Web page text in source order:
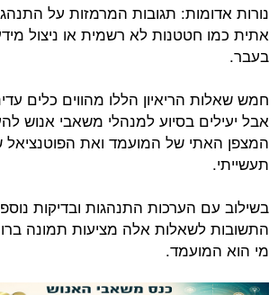
נורות אדומות: תגובות המרמזות על
אתית כמו חטטנות לא רשמית או ניצול
בעבר.
חמש שאלות הריאיון הללו מהווים כלים
אבל יעילים בסיוע למנהלי משאבי אנוש
המצפן האתי של המועמד ואת הפוטנציאל
תעשייתי.
בשילוב עם הערכות התנהגות ובדיקות
התשובות לשאלות אלה מציעות תמונה
מי הוא המועמד.